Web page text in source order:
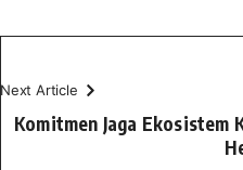
Next Article
Komitmen Jaga Ekosistem